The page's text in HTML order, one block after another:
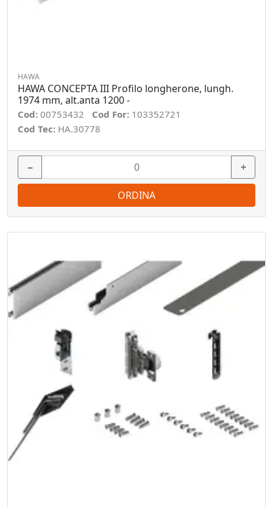
HAWA
HAWA CONCEPTA III Profilo longherone, lungh.
1974 mm, alt.anta 1200 -
Cod: 00753432 Cod For: 103352721
Cod Tec: HA.30778
− +
ORDINA